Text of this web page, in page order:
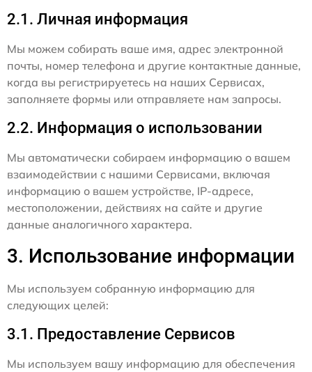
2.1. Личная информация
Мы можем собирать ваше имя, адрес электронной
почты, номер телефона и другие контактные данные,
когда вы регистрируетесь на наших Сервисах,
заполняете формы или отправляете нам запросы.
2.2. Информация о использовании
Мы автоматически собираем информацию о вашем
взаимодействии с нашими Сервисами, включая
информацию о вашем устройстве, IP-адресе,
местоположении, действиях на сайте и другие
данные аналогичного характера.
3. Использование информации
Мы используем собранную информацию для
следующих целей:
3.1. Предоставление Сервисов
Мы используем вашу информацию для обеспечения